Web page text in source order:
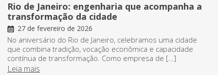
Rio de Janeiro: engenharia que acompanha a
transformação da cidade
27 de fevereiro de 2026
No aniversário do Rio de Janeiro, celebramos uma cidade
que combina tradição, vocação econômica e capacidade
contínua de transformação. Como empresa de […]
Leia mais